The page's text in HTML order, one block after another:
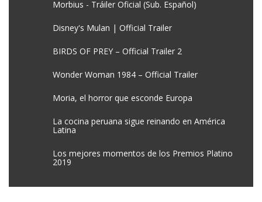
Morbius - Tráiler Oficial (Sub. Español)
Disney's Mulan | Official Trailer
BIRDS OF PREY – Official Trailer 2
Wonder Woman 1984 – Official Trailer
Moria, el horror que esconde Europa
La cocina peruana sigue reinando en América
Latina
Los mejores momentos de los Premios Platino
2019